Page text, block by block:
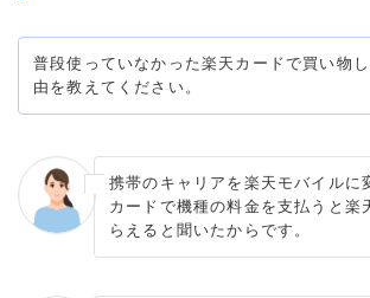
普段使っていなかった楽天カードで買い物
由を教えてください。
携帯のキャリアを楽天モバイルに
カードで機種の料金を支払うと楽
らえると聞いたからです。